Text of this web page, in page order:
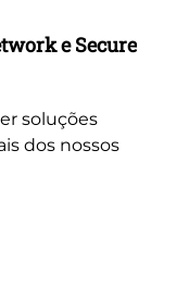
e Secure
soluções
dos nossos